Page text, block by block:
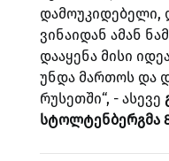
დამოუკიდებელი,
ვინაიდან ამან
დააყენა მისი
უნდა მართოს და
რუსეთში“, - ასევე
სტოლტენბერგმა